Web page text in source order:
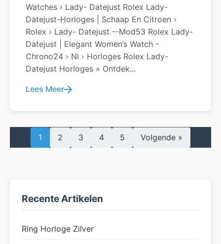
Watches › Lady- Datejust Rolex Lady-
Datejust-Horloges | Schaap En Citroen ›
Rolex › Lady- Datejust --Mod53 Rolex Lady-
Datejust | Elegant Women’s Watch -
Chrono24 › Nl › Horloges Rolex Lady-
Datejust Horloges » Ontdek...
Lees Meer
1 2 3 4 5 Volgende »
Recente Artikelen
Ring Horloge Zilver